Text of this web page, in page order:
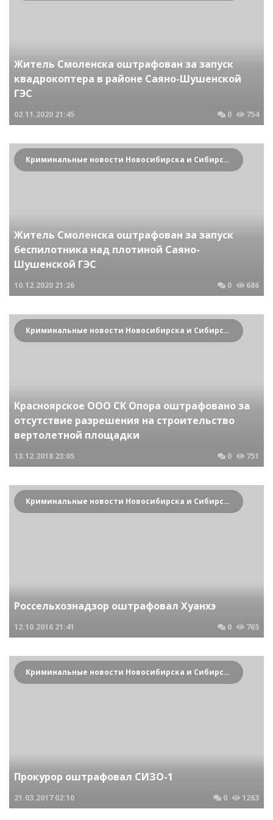
Житель Смоленска оштрафован за запуск
квадрокоптера в районе Саяно-Шушенской
ГЭС
02.11.2020 21:45 0 754
Криминальные новости Новосибирска и Сибирского региона
Житель Смоленска оштрафован за запуск
беспилотника над плотиной Саяно-
Шушенской ГЭС
10.12.2020 21:26 0 686
Криминальные новости Новосибирска и Сибирского региона
Красноярское ООО СК Опора оштрафовано за
отсутствие разрешения на строительство
вертолетной площадки
13.12.2018 23:05 0 751
Криминальные новости Новосибирска и Сибирского региона
Россельхознадзор оштрафовал Хуанхэ
12.10.2016 21:41 0 765
Криминальные новости Новосибирска и Сибирского региона
Прокурор оштрафовал СИЗО-1
21.03.2017 02:10 0 1263